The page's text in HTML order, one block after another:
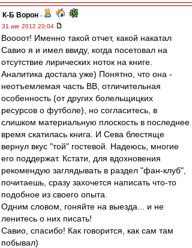
К-Б Ворон -
31 авг 2012 20:04
Воооот! Именно такой отчет, какой накатал
Савио я и имел ввиду, когда посетовал на
отсутствие лирических ноток на книге.
Аналитика достала уже) Понятно, что она -
неотъемлемая часть ВВ, отличительная
особенность (от других болельщицких
ресурсов о футболе), но согласитесь, в
слишком материальную плоскость в последнее
время скатилась книга. И Сева блестяще
вернул вкус "той" гостевой. Надеюсь, многие
его поддержат. Кстати, для вдохновения
рекомендую заглядывать в раздел "фан-клуб",
почитаешь, сразу захочется написать что-то
подобное из своего опыта.
Одним словом, гоняйте на выезда... и не
ленитесь о них писать!
Савио, спасибо! Как говорится, как сам там
побывал)